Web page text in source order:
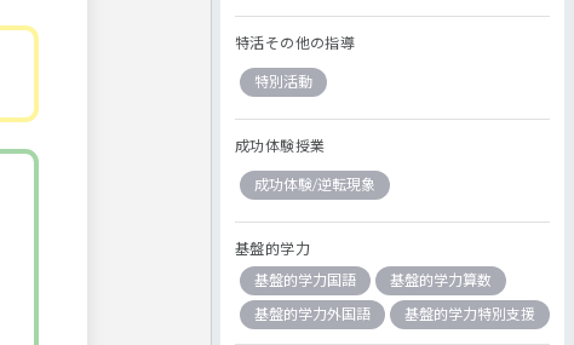
特活その他の指導
特別活動
成功体験授業
成功体験/逆転現象
基盤的学力
基盤的学力国語
基盤的学力算数
基盤的学力外国語
基盤的学力特別支援